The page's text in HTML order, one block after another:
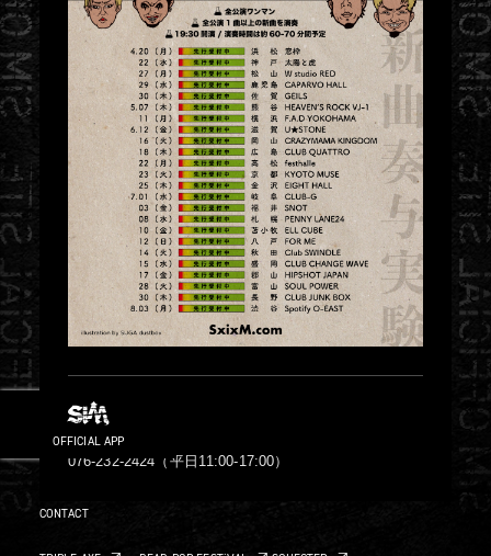
INFO
FOB⾦沢
076-232-2424（平⽇11:00-17:00）
OFFICIAL APP
CONTACT